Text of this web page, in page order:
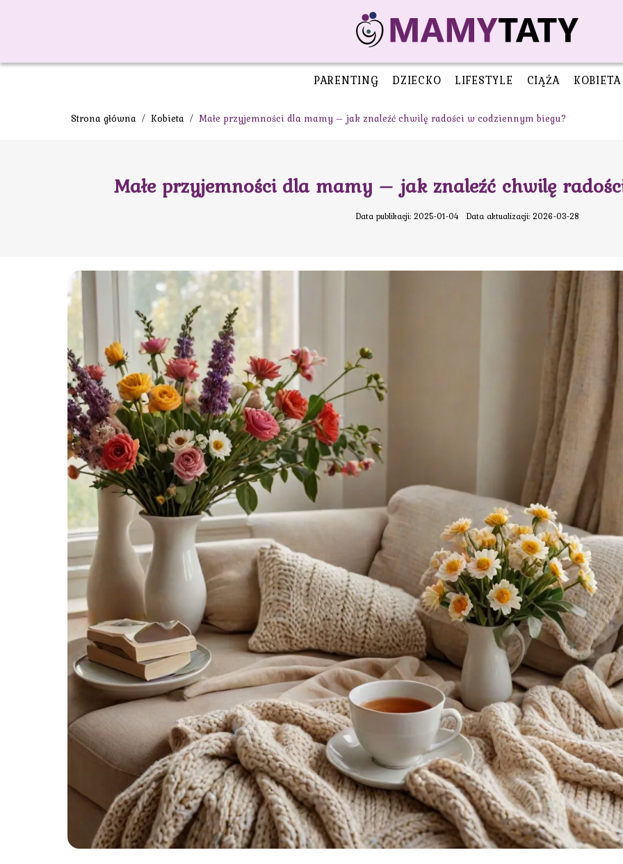
PARENTING DZIECKO LIFESTYLE CIĄŻA KOBIETA
Strona główna / Kobieta / Małe przyjemności dla mamy – jak znaleźć chwilę radości w codziennym biegu?
Małe przyjemności dla mamy – jak znaleźć chwilę
Data publikacji: 2025-01-04 Data aktualizacji: 2026-03-28